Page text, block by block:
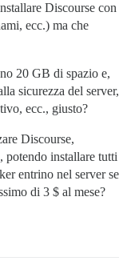
Discourse con
ecc.) ma che
20 GB di spazio e,
sicurezza del server,
ecc., giusto?
Discourse,
potendo installare tutti
entrino nel server se
di 3 $ al mese?